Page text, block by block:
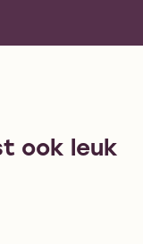
ook leuk